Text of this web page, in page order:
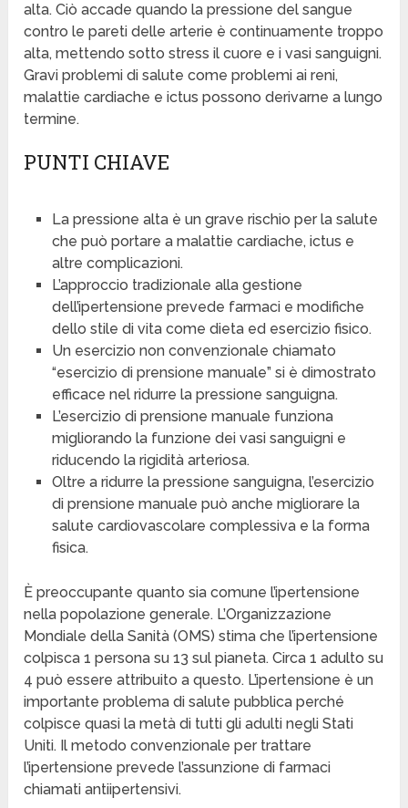
alta. Ciò accade quando la pressione del sangue
contro le pareti delle arterie è continuamente troppo
alta, mettendo sotto stress il cuore e i vasi sanguigni.
Gravi problemi di salute come problemi ai reni,
malattie cardiache e ictus possono derivarne a lungo
termine.
PUNTI CHIAVE
La pressione alta è un grave rischio per la salute
che può portare a malattie cardiache, ictus e
altre complicazioni.
L’approccio tradizionale alla gestione
dell’ipertensione prevede farmaci e modifiche
dello stile di vita come dieta ed esercizio fisico.
Un esercizio non convenzionale chiamato
“esercizio di prensione manuale” si è dimostrato
efficace nel ridurre la pressione sanguigna.
L’esercizio di prensione manuale funziona
migliorando la funzione dei vasi sanguigni e
riducendo la rigidità arteriosa.
Oltre a ridurre la pressione sanguigna, l’esercizio
di prensione manuale può anche migliorare la
salute cardiovascolare complessiva e la forma
fisica.
È preoccupante quanto sia comune l’ipertensione
nella popolazione generale. L’Organizzazione
Mondiale della Sanità (OMS) stima che l’ipertensione
colpisca 1 persona su 13 sul pianeta. Circa 1 adulto su
4 può essere attribuito a questo. L’ipertensione è un
importante problema di salute pubblica perché
colpisce quasi la metà di tutti gli adulti negli Stati
Uniti. Il metodo convenzionale per trattare
l’ipertensione prevede l’assunzione di farmaci
chiamati antiipertensivi.